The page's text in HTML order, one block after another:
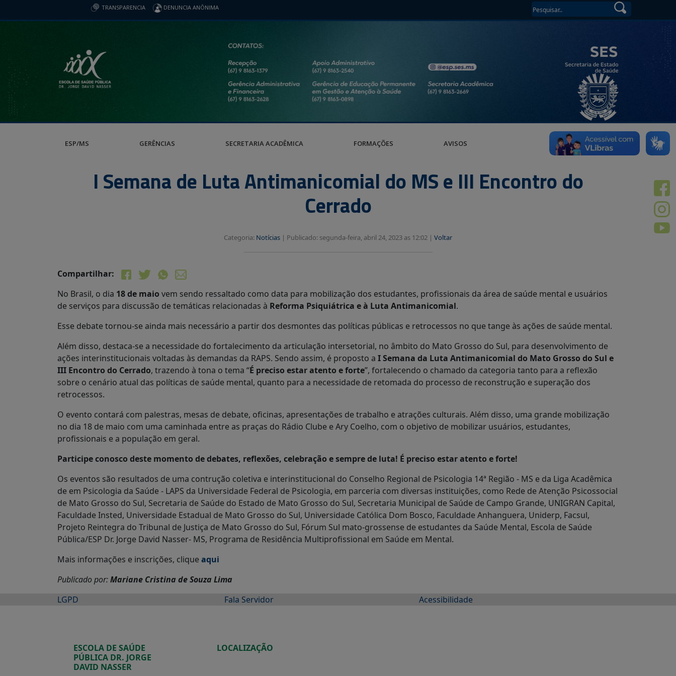
TRANSPARENCIA DENUNCIA ANÔNIMA
ESP/MS GERÊNCIAS SECRETARIA ACADÊMICA FORMAÇÕES AVISOS
I Semana de Luta Antimanicomial do MS e III Encontro do
Cerrado
Categoria: Notícias | Publicado: segunda-feira, abril 24, 2023 as 12:02 | Voltar
Compartilhar:
No Brasil, o dia 18 de maio vem sendo ressaltado como data para mobilização dos estudantes, profissionais da área de saúde mental e usuários
de serviços para discussão de temáticas relacionadas à Reforma Psiquiátrica e à Luta Antimanicomial.
Esse debate tornou-se ainda mais necessário a partir dos desmontes das políticas públicas e retrocessos no que tange às ações de saúde mental.
Além disso, destaca-se a necessidade do fortalecimento da articulação intersetorial, no âmbito do Mato Grosso do Sul, para desenvolvimento de
ações interinstitucionais voltadas às demandas da RAPS. Sendo assim, é proposto a I Semana da Luta Antimanicomial do Mato Grosso do Sul e
III Encontro do Cerrado, trazendo à tona o tema “É preciso estar atento e forte”, fortalecendo o chamado da categoria tanto para a reflexão
sobre o cenário atual das políticas de saúde mental, quanto para a necessidade de retomada do processo de reconstrução e superação dos
retrocessos.
O evento contará com palestras, mesas de debate, oficinas, apresentações de trabalho e atrações culturais. Além disso, uma grande mobilização
no dia 18 de maio com uma caminhada entre as praças do Rádio Clube e Ary Coelho, com o objetivo de mobilizar usuários, estudantes,
profissionais e a população em geral.
Participe conosco deste momento de debates, reflexões, celebração e sempre de luta! É preciso estar atento e forte!
Os eventos são resultados de uma contrução coletiva e interinstitucional do Conselho Regional de Psicologia 14ª Região - MS e da Liga Acadêmica
de em Psicologia da Saúde - LAPS da Universidade Federal de Psicologia, em parceria com diversas instituições, como Rede de Atenção Psicossocial
de Mato Grosso do Sul, Secretaria de Saúde do Estado de Mato Grosso do Sul, Secretaria Municipal de Saúde de Campo Grande, UNIGRAN Capital,
Faculdade Insted, Universidade Estadual de Mato Grosso do Sul, Universidade Católica Dom Bosco, Faculdade Anhanguera, Uniderp, Facsul,
Projeto Reintegra do Tribunal de Justiça de Mato Grosso do Sul, Fórum Sul mato-grossense de estudantes da Saúde Mental, Escola de Saúde
Pública/ESP Dr. Jorge David Nasser- MS, Programa de Residência Multiprofissional em Saúde em Mental.
Mais informações e inscrições, clique aqui
Publicado por:Mariane Cristina de Souza Lima
LGPD
Fala Servidor Acessibilidade
ESCOLA DE SAÚDE
PÚBLICA DR. JORGE
DAVID NASSER
LOCALIZAÇÃO